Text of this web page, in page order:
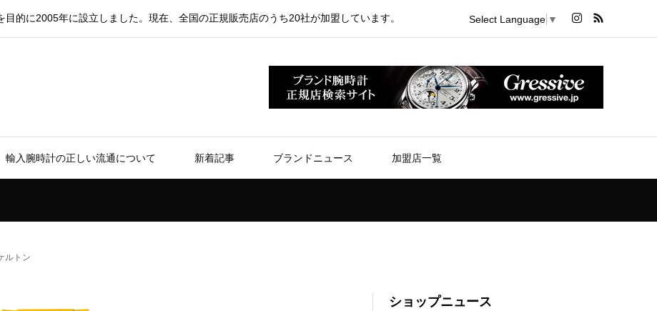
的に2005年に設立しました。現在、全国の正規販売店のうち20社が加盟しています。 Select Language ▼
輸入腕時計の正しい流通について 新着記事 ブランドニュース 加盟店一覧
ルトン
ショップニュース